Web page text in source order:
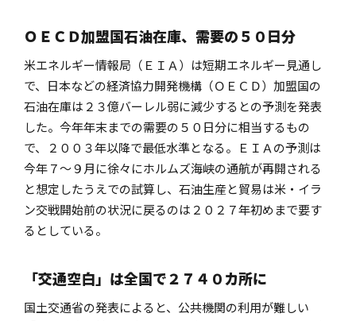
ＯＥＣＤ加盟国石油在庫、需要の５０日分
米エネルギー情報局（ＥＩＡ）は短期エネルギー見通し
で、日本などの経済協力開発機構（ＯＥＣＤ）加盟国の
石油在庫は２３億バーレル弱に減少するとの予測を発表
した。今年年末までの需要の５０日分に相当するもの
で、２００３年以降で最低水準となる。ＥＩＡの予測は
今年７～９月に徐々にホルムズ海峡の通航が再開される
と想定したうえでの試算し、石油生産と貿易は米・イラ
ン交戦開始前の状況に戻るのは２０２７年初めまで要す
るとしている。
「交通空白」は全国で２７４０カ所に
国土交通省の発表によると、公共機関の利用が難しい